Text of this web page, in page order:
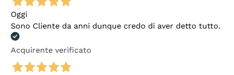
Oggi
Sono Cliente da anni dunque credo di aver detto tutto.
Acquirente verificato